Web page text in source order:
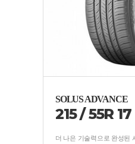
SOLUS ADVANCE
215/55R 17